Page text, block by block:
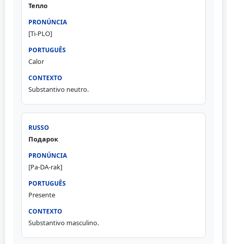
Тепло
[Ti-PLO]
Calor
Substantivo neutro.
Подарок
[Pa-DA-rak]
Presente
Substantivo masculino.